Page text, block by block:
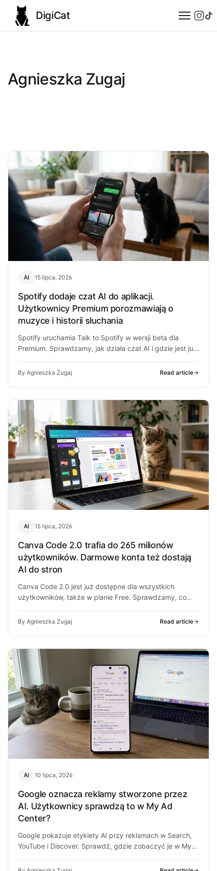
DigiCat
Technologie
Agnieszka Zugaj
AI 15 lipca, 2026
Spotify dodaje czat AI do aplikacji.
Użytkownicy Premium porozmawiają o
muzyce i historii słuchania
Spotify uruchamia Talk to Spotify w wersji beta dla
Premium. Sprawdzamy, jak działa czat AI i gdzie jest już
By Agnieszka Zugaj Read article
AI 15 lipca, 2026
Canva Code 2.0 trafia do 265 milionów
użytkowników. Darmowe konta też dostają
AI do stron
Canva Code 2.0 jest już dostępne dla wszystkich
użytkowników, także w planie Free. Sprawdzamy, co
By Agnieszka Zugaj Read article
AI 10 lipca, 2026
Google oznacza reklamy stworzone przez
AI. Użytkownicy sprawdzą to w My Ad
Center?
Google pokazuje etykiety AI przy reklamach w Search,
YouTube i Discover. Sprawdź, gdzie zobaczyć je w My